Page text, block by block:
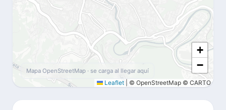
+
−
Leaflet © OpenStreetMap © CARTO
Mapa OpenStreetMap · se carga al llegar aquí